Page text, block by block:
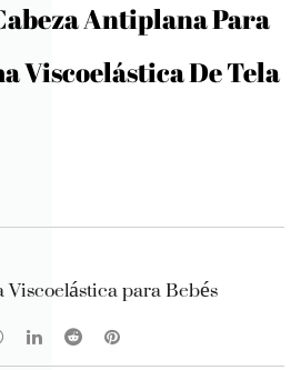
Antiplana Para
Viscoelástica De Tela
para Bebés